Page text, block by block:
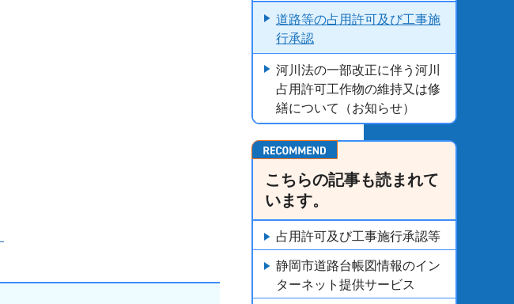
道路等の占用許可及び工事施
行承認
河川法の一部改正に伴う河川
占用許可工作物の維持又は修
繕について（お知らせ）
こちらの記事も読まれて
います。
占用許可及び工事施行承認等
静岡市道路台帳図情報のイン
ターネット提供サービス